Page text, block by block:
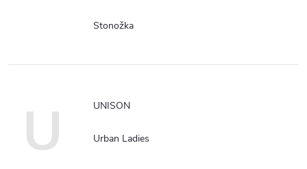
Stonožka
U UNISON
Urban Ladies